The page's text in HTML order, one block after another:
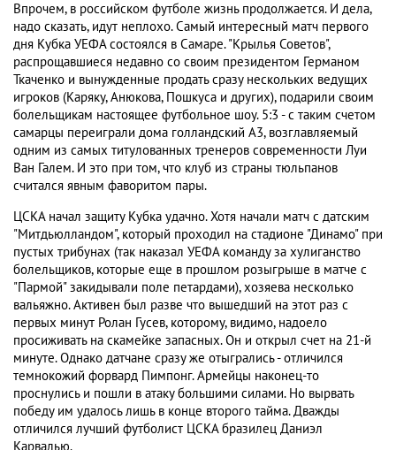
Впрочем, в российском футболе жизнь продолжается. И дела,
надо сказать, идут неплохо. Самый интересный матч первого
дня Кубка УЕФА состоялся в Самаре. "Крылья Советов",
распрощавшиеся недавно со своим президентом Германом
Ткаченко и вынужденные продать сразу нескольких ведущих
игроков (Каряку, Анюкова, Пошкуса и других), подарили своим
болельщикам настоящее футбольное шоу. 5:3 - с таким счетом
самарцы переиграли дома голландский А3, возглавляемый
одним из самых титулованных тренеров современности Луи
Ван Галем. И это при том, что клуб из страны тюльпанов
считался явным фаворитом пары.
ЦСКА начал защиту Кубка удачно. Хотя начали матч с датским
"Митдьюлландом", который проходил на стадионе "Динамо" при
пустых трибунах (так наказал УЕФА команду за хулиганство
болельщиков, которые еще в прошлом розыгрыше в матче с
"Пармой" закидывали поле петардами), хозяева несколько
вальяжно. Активен был разве что вышедший на этот раз с
первых минут Ролан Гусев, которому, видимо, надоело
просиживать на скамейке запасных. Он и открыл счет на 21-й
минуте. Однако датчане сразу же отыгрались - отличился
темнокожий форвард Пимпонг. Армейцы наконец-то
проснулись и пошли в атаку большими силами. Но вырвать
победу им удалось лишь в конце второго тайма. Дважды
отличился лучший футболист ЦСКА бразилец Даниэл
Карвалью.